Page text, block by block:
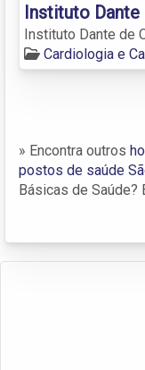
Instituto
Instituto Dante de
Cardiologia e
» Encontra outros
postos de saúde
Básicas de Saúde?